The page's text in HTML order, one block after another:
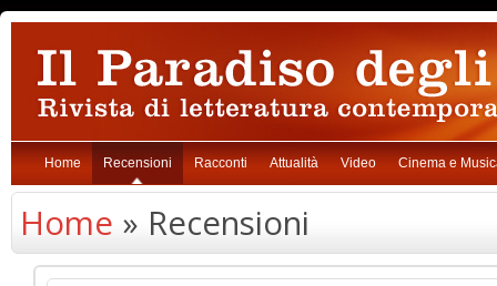
Home Recensioni Racconti Attualità Video Cinema e
Home » Recensioni